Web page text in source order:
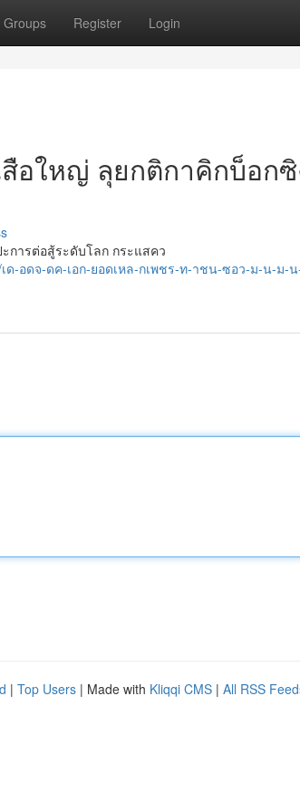
Groups Register Login
อใหญ่ ลุยกติกาคิกบ็อก
ารต่อสู้ระดับโลก กระแสคว
เด-อดจ-ดค-เอก-ยอดเหล-กเพชร-ท-าชน-ซอว-ม-น-ม
| Top Users | Made with Kliqqi CMS | All RSS